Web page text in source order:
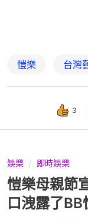
愷樂 台灣
3
娛樂 即時娛樂
愷樂母親節
口洩露了BB